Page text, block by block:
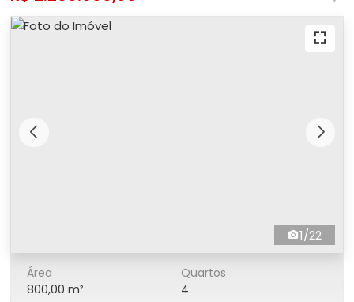
1/22
Área
800,00 m²
Quartos
4